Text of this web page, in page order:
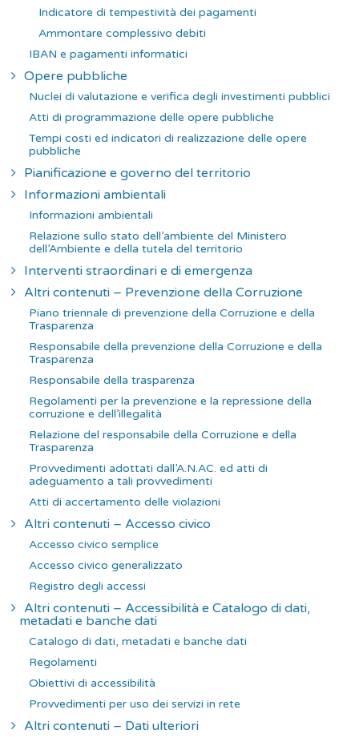
Indicatore di tempestività dei pagamenti
Ammontare complessivo debiti
IBAN e pagamenti informatici
Opere pubbliche
Nuclei di valutazione e verifica degli investimenti pubblici
Atti di programmazione delle opere pubbliche
Tempi costi ed indicatori di realizzazione delle opere
pubbliche
Pianificazione e governo del territorio
Informazioni ambientali
Informazioni ambientali
Relazione sullo stato dell’ambiente del Ministero
dell’Ambiente e della tutela del territorio
Interventi straordinari e di emergenza
Altri contenuti – Prevenzione della Corruzione
Piano triennale di prevenzione della Corruzione e della
Trasparenza
Responsabile della prevenzione della Corruzione e della
Trasparenza
Responsabile della trasparenza
Regolamenti per la prevenzione e la repressione della
corruzione e dell’illegalità
Relazione del responsabile della Corruzione e della
Trasparenza
Provvedimenti adottati dall’A.N.AC. ed atti di
adeguamento a tali provvedimenti
Atti di accertamento delle violazioni
Altri contenuti – Accesso civico
Accesso civico semplice
Accesso civico generalizzato
Registro degli accessi
Altri contenuti – Accessibilità e Catalogo di dati,
metadati e banche dati
Catalogo di dati, metadati e banche dati
Regolamenti
Obiettivi di accessibilità
Provvedimenti per uso dei servizi in rete
Altri contenuti – Dati ulteriori